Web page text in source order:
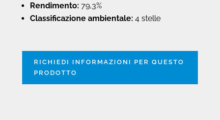
Rendimento: 79,3%
Classificazione ambientale: 4 stelle
RICHIEDI INFORMAZIONI PER QUESTO
PRODOTTO